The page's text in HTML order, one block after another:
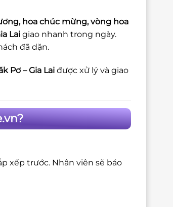
hoa chúc mừng, vòng hoa
Lai giao nhanh trong ngày.
đã dặn.
Pơ – Gia Lai được xử lý và giao
xếp trước. Nhân viên sẽ báo